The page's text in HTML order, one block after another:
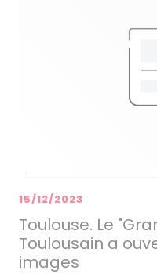
Toulouse. Le
Toulousain a
images
15/12/2023